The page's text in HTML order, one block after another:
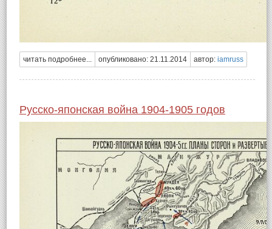
читать подробнее... опубликовано: 21.11.2014 автор: iamruss
Русско-японская война 1904-1905 годов